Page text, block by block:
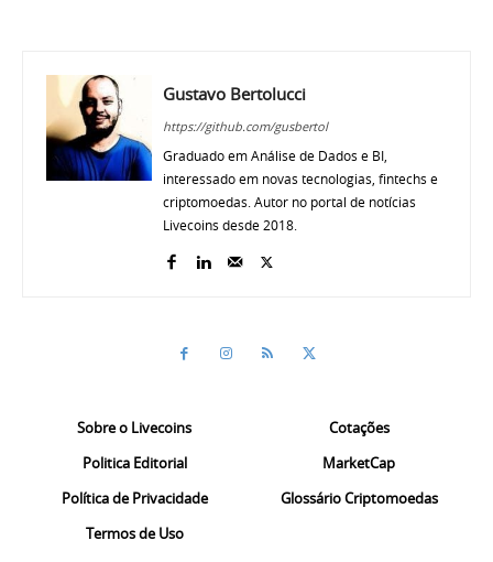
Gustavo Bertolucci
https://github.com/gusbertol
Graduado em Análise de Dados e BI,
interessado em novas tecnologias, fintechs e
criptomoedas. Autor no portal de notícias
Livecoins desde 2018.
Sobre o Livecoins
Politica Editorial
Política de Privacidade
Termos de Uso
Cotações
MarketCap
Glossário Criptomoedas